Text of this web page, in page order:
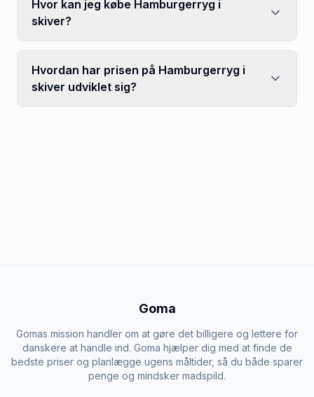
Hvor kan jeg købe Hamburgerryg i
skiver?
Hvordan har prisen på Hamburgerryg i
skiver udviklet sig?
Goma
Gomas mission handler om at gøre det billigere og lettere for
danskere at handle ind. Goma hjælper dig med at finde de
bedste priser og planlægge ugens måltider, så du både sparer
penge og mindsker madspild.